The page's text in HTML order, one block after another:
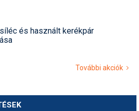
és használt kerékpár
További akciók